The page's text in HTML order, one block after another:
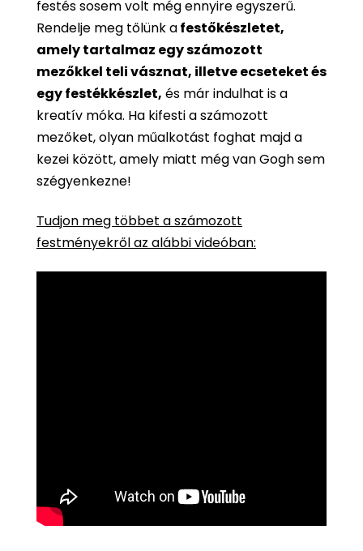
festés sosem volt még ennyire egyszerű.
Rendelje meg tőlünk afestőkészletet,
amely tartalmaz egy számozott
mezőkkel teli vásznat, illetve ecseteket és
egy festékkészlet, és már indulhat is a
kreatív móka. Ha kifesti a számozott
mezőket, olyan műalkotást foghat majd a
kezei között, amely miatt még van Gogh sem
szégyenkezne!
Tudjon meg többet a számozott
festményekről az alábbi videóban: